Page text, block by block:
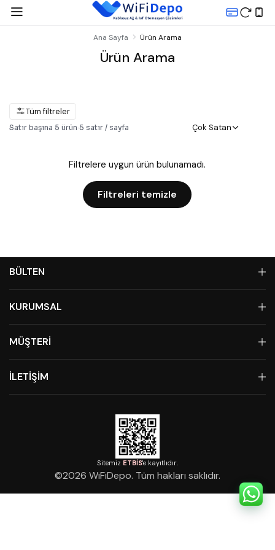
Ana Sayfa Ürün Arama
Ürün Arama
Tüm filtreler
Satır başına 5 ürün·5 satır / sayfa Çok Satan
Filtrelere uygun ürün bulunamadı.
Filtreleri temizle
BÜLTEN
KURUMSAL
MÜŞTERİ
İLETİŞİM
Sitemiz ETBİS'e kayıtlıdır.
©2026 WiFiDepo. Tüm hakları saklıdır.